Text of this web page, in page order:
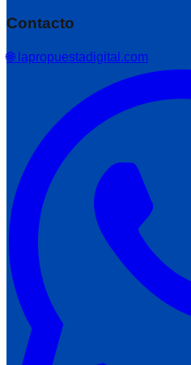
Contacto
🌐 lapropuestadigital.com